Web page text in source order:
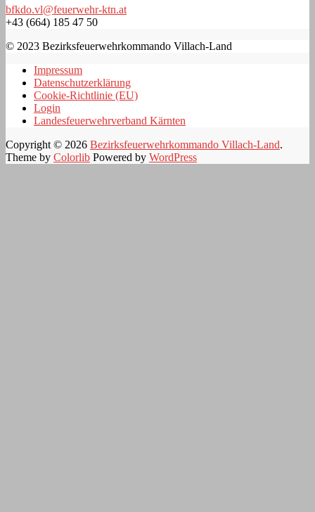
bfkdo.vl@feuerwehr-ktn.at
+43 (664) 185 47 50
© 2023 Bezirksfeuerwehrkommando Villach-Land
Impressum
Datenschutzerklärung
Cookie-Richtlinie (EU)
Login
Landesfeuerwehrverband Kärnten
Copyright © 2026 Bezirksfeuerwehrkommando Villach-Land.
Theme by Colorlib Powered by WordPress